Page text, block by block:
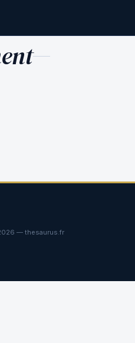
— thesaurus.fr